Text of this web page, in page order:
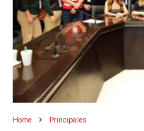
Home Principales